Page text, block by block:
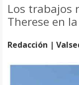
Los trabajos
Therese en
Redacción |